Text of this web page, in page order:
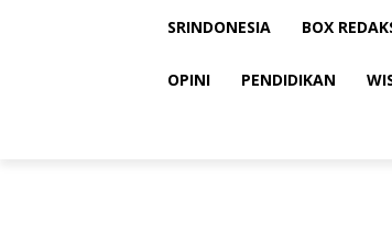
SRINDONESIA BOX
OPINI PENDIDIKAN